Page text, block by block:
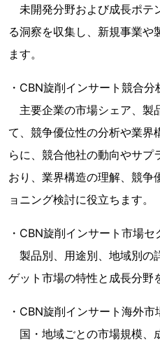
未開発分野および成長ポテ
る洞察を収集し、新規事業や
ます。
・CBN旋削インサート競合
主要企業の市場シェア、製
て、競争優位性の分析や業界
らに、競合他社の動向やサプ
おり、業界構造の理解、競争
ョニング検討に役立ちます。
・CBN旋削インサート市場
製品別、用途別、地域別の
ゲット市場の特性と成長分野
・CBN旋削インサート海外市
国・地域ごとの市場規模、